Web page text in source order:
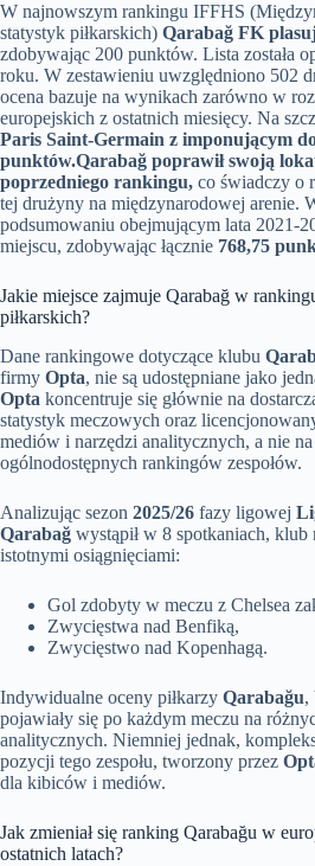
W najnowszym rankingu IFFHS
statystyk piłkarskich) Qarabağ FK
zdobywając 200 punktów. Lista została
roku. W zestawieniu uwzględniono 502
ocena bazuje na wynikach zarówno w
europejskich z ostatnich miesięcy. Na
Paris Saint-Germain z imponującym
punktów.Qarabağ poprawił swoją
poprzedniego rankingu, co świadczy o
tej drużyny na międzynarodowej arenie.
podsumowaniu obejmującym lata 2021-
miejscu, zdobywając łącznie 768,75
Jakie miejsce zajmuje Qarabağ w
piłkarskich?
Dane rankingowe dotyczące klubu
firmy Opta, nie są udostępniane jako
Opta koncentruje się głównie na
statystyk meczowych oraz
mediów i narzędzi analitycznych, a nie
ogólnodostępnych rankingów zespołów.
Analizując sezon 2025/26 fazy ligowej
Qarabağ wystąpił w 8 spotkaniach, klub
istotnymi osiągnięciami:
Gol zdobyty w meczu z Chelsea
Zwycięstwa nad Benfiką,
Zwycięstwo nad Kopenhagą.
Indywidualne oceny piłkarzy Qarabağu,
pojawiały się po każdym meczu na
analitycznych. Niemniej jednak,
pozycji tego zespołu, tworzony przez
dla kibiców i mediów.
Jak zmieniał się ranking Qarabağu w
ostatnich latach?